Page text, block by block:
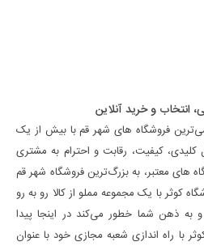
انتخاب و خرید آنلاین
فروشگاه های شهر قم با بیش از یک
کلیدی، کیفیت، رقابت و احترام به مشتری
های معتبر، به بزرگ‌ترین فروشگاه شهر قم
کوثر با یک مجموعه مملو از کالا رو به رو
به ذهن شما خطور می‌کند در اینجا پیدا
با راه اندازی شعبه مجازی خود با عنوان